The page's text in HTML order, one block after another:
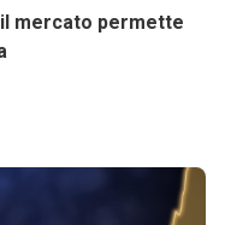
mercato permette